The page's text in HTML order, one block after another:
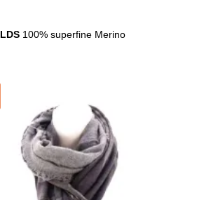
100% superfine Merino